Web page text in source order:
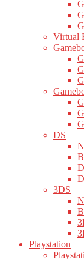
Virtual
DS
3DS
Playstation